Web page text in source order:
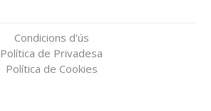
Condicions d'ús
Política de Privadesa
Política de Cookies